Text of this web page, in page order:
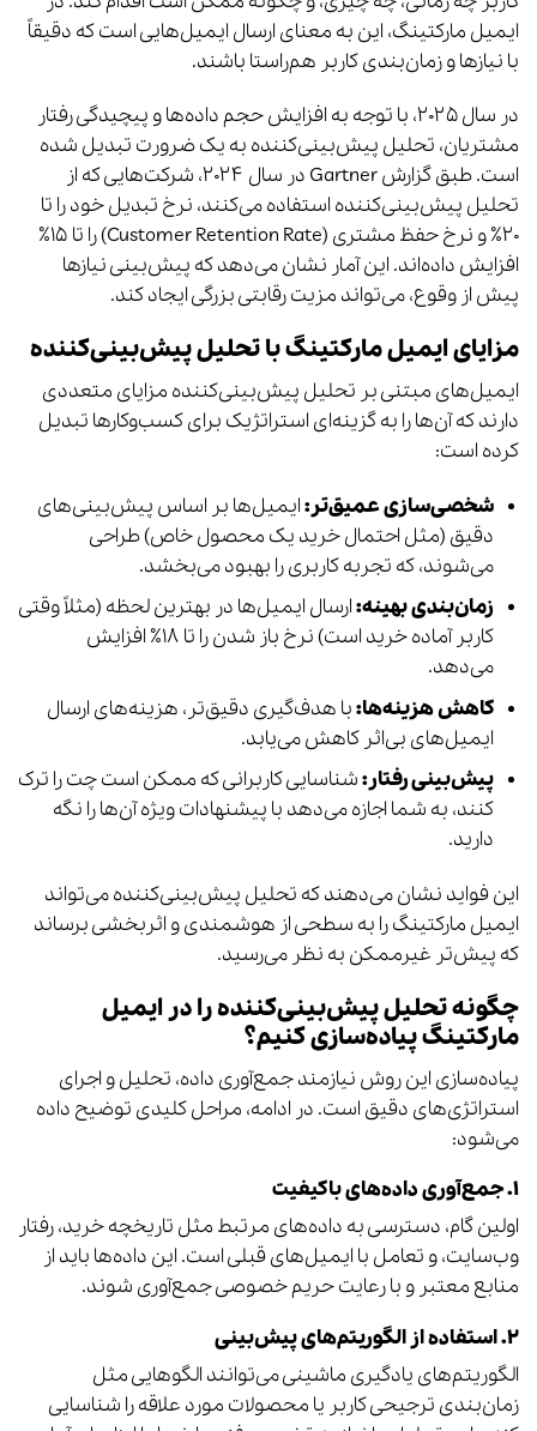
ایمیل مارکتینگ، این به معنای ارسال ایمیل‌هایی است که دقیقاً
با نیازها و زمان‌بندی کاربر هم‌راستا باشند.
در سال ۲۰۲۵، با توجه به افزایش حجم داده‌ها و پیچیدگی رفتار
مشتریان، تحلیل پیش‌بینی‌کننده به یک ضرورت تبدیل شده
است. طبق گزارش Gartner در سال ۲۰۲۴، شرکت‌هایی که از
تحلیل پیش‌بینی‌کننده استفاده می‌کنند، نرخ تبدیل خود را تا
۲۰٪ و نرخ حفظ مشتری (Customer Retention Rate) را تا ۱۵٪
افزایش داده‌اند. این آمار نشان می‌دهد که پیش‌بینی نیازها
پیش از وقوع، می‌تواند مزیت رقابتی بزرگی ایجاد کند.
مزایای ایمیل مارکتینگ با تحلیل پیش‌بینی‌کننده
ایمیل‌های مبتنی بر تحلیل پیش‌بینی‌کننده مزایای متعددی
دارند که آن‌ها را به گزینه‌ای استراتژیک برای کسب‌وکارها تبدیل
کرده است:
شخصی‌سازی عمیق‌تر:ایمیل‌ها بر اساس پیش‌بینی‌های
دقیق (مثل احتمال خرید یک محصول خاص) طراحی
می‌شوند، که تجربه کاربری را بهبود می‌بخشد.
زمان‌بندی بهینه:ارسال ایمیل‌ها در بهترین لحظه (مثلاً وقتی
کاربر آماده خرید است) نرخ باز شدن را تا ۱۸٪ افزایش
می‌دهد.
کاهش هزینه‌ها:با هدف‌گیری دقیق‌تر، هزینه‌های ارسال
ایمیل‌های بی‌اثر کاهش می‌یابد.
پیش‌بینی رفتار:شناسایی کاربرانی که ممکن است چت را ترک
کنند، به شما اجازه می‌دهد با پیشنهادات ویژه آن‌ها را نگه
دارید.
این فواید نشان می‌دهند که تحلیل پیش‌بینی‌کننده می‌تواند
ایمیل مارکتینگ را به سطحی از هوشمندی و اثربخشی برساند
که پیش‌تر غیرممکن به نظر می‌رسید.
چگونه تحلیل پیش‌بینی‌کننده را در ایمیل
مارکتینگ پیاده‌سازی کنیم؟
پیاده‌سازی این روش نیازمند جمع‌آوری داده، تحلیل و اجرای
استراتژی‌های دقیق است. در ادامه، مراحل کلیدی توضیح داده
می‌شود:
۱. جمع‌آوری داده‌های باکیفیت
اولین گام، دسترسی به داده‌های مرتبط مثل تاریخچه خرید، رفتار
وب‌سایت، و تعامل با ایمیل‌های قبلی است. این داده‌ها باید از
منابع معتبر و با رعایت حریم خصوصی جمع‌آوری شوند.
۲. استفاده از الگوریتم‌های پیش‌بینی
الگوریتم‌های یادگیری ماشینی می‌توانند الگوهایی مثل
زمان‌بندی ترجیحی کاربر یا محصولات مورد علاقه را شناسایی